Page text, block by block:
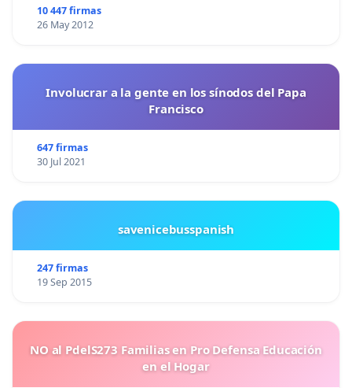
10 447 firmas
26 May 2012
Involucrar a la gente en los sínodos del Papa
Francisco
647 firmas
30 Jul 2021
savenicebusspanish
247 firmas
19 Sep 2015
NO al PdelS273 Familias en Pro Defensa Educación
en el Hogar